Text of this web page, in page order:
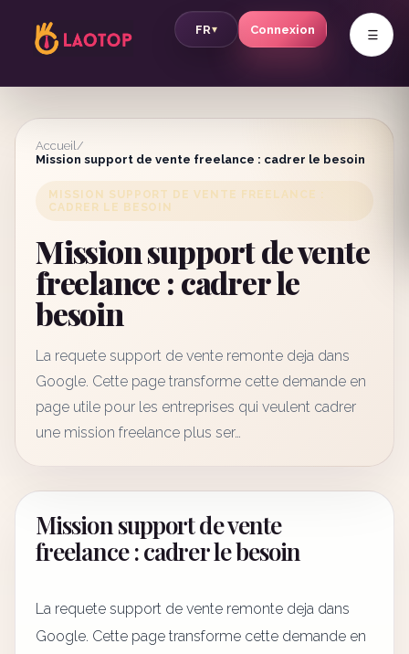
FR▾ Connexion v
Accueil/
Mission support de vente freelance : cadrer le besoin
MISSION SUPPORT DE VENTE FREELANCE :
CADRER LE BESOIN
Mission support de vente
freelance : cadrer le
besoin
La requete support de vente remonte deja dans
Google. Cette page transforme cette demande en
page utile pour les entreprises qui veulent cadrer
une mission freelance plus ser…
Mission support de vente
freelance : cadrer le besoin
La requete support de vente remonte deja dans
Google. Cette page transforme cette demande en